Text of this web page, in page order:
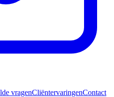
vragenCliëntervaringenContact